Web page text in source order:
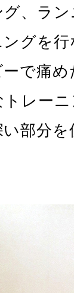
グ、ラ
グを
で痛
レー
部分